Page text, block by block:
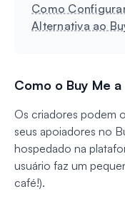
Como
Alternativa ao
Como o Buy Me
Os criadores podem
seus apoiadores no
hospedado na
usuário faz um
café!).